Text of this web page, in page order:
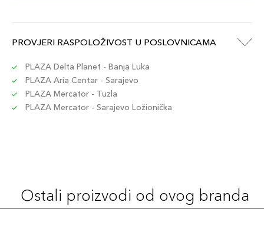
3gr / 53
3614274169867
92,00 KM
3gr / 57
Šifra artikla
PROVJERI RASPOLOŽIVOST U POSLOVNICAMA
PLAZA Delta Planet - Banja Luka
PLAZA Aria Centar - Sarajevo
PLAZA Mercator - Tuzla
PLAZA Mercator - Sarajevo Ložionička
Ostali proizvodi od ovog branda